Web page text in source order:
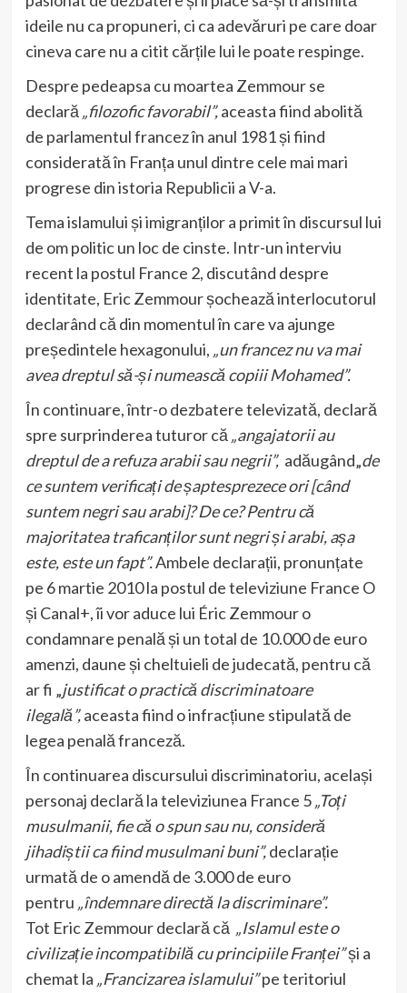
ideile nu ca propuneri, ci ca adevăruri pe care doar
cineva care nu a citit cărțile lui le poate respinge.
Despre pedeapsa cu moartea Zemmour se
declară„filozofic favorabil”,aceasta fiind abolită
de parlamentul francez în anul 1981 și fiind
considerată în Franța unul dintre cele mai mari
progrese din istoria Republicii a V-a.
Tema islamului și imigranților a primit în discursul lui
de om politic un loc de cinste. Intr-un interviu
recent la postul France 2, discutând despre
identitate, Eric Zemmour șochează interlocutorul
declarând că din momentul în care va ajunge
președintele hexagonului, „un francez nu va mai
avea dreptul să-și numească copiii Mohamed”.
În continuare, într-o dezbatere televizată, declară
spre surprinderea tuturor că„angajatorii au
dreptul de a refuza arabii sau negrii”, adăugând„de
ce suntem verificați de șaptesprezece ori [când
suntem negri sau arabi]? De ce? Pentru că
majoritatea traficanților sunt negri și arabi, așa
este, este un fapt”.Ambele declarații, pronunțate
pe 6 martie 2010 la postul de televiziune France O
și Canal+, îi vor aduce lui Éric Zemmour o
condamnare penală și un total de 10.000 de euro
amenzi, daune și cheltuieli de judecată, pentru că
ar fi „justificat o practică discriminatoare
ilegală”,aceasta fiind o infracțiune stipulată de
legea penală franceză.
În continuarea discursului discriminatoriu, același
personaj declară la televiziunea France 5„Toți
musulmanii, fie că o spun sau nu, consideră
jihadiștii ca fiind musulmani buni”,declarație
urmată de o amendă de 3.000 de euro
pentru „îndemnare directă la discriminare”.
Tot Eric Zemmour declară că „Islamul este o
civilizație incompatibilă cu principiile Franței”și a
chemat la „Francizarea islamului”pe teritoriul